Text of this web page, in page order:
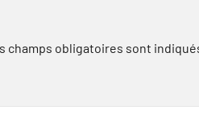
champs obligatoires sont